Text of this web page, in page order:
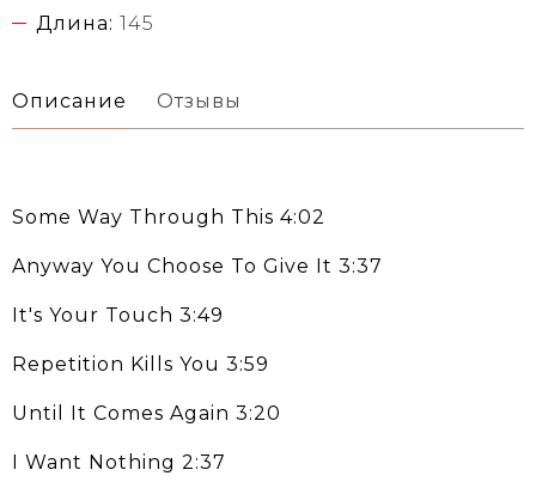
Длина: 145
Описание Отзывы
Some Way Through This 4:02
Anyway You Choose To Give It 3:37
It's Your Touch 3:49
Repetition Kills You 3:59
Until It Comes Again 3:20
I Want Nothing 2:37